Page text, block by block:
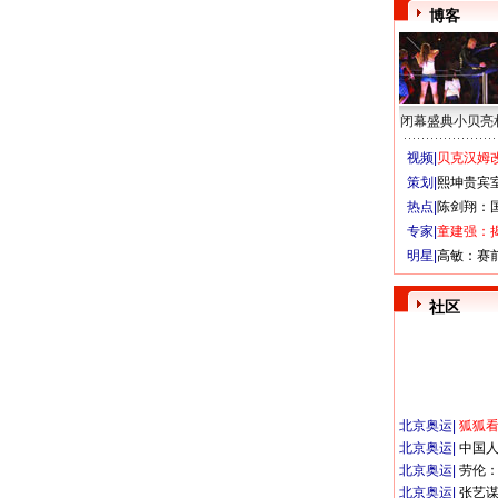
博客
闭幕盛典小贝亮
视频| 贝克汉姆
策划| 熙坤贵宾
热点| 陈剑翔：
专家| 童建强：
明星| 高敏：赛
社区
北京奥运 狐狐
北京奥运 中国
北京奥运 劳伦
北京奥运 张艺